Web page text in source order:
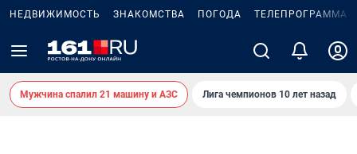
НЕДВИЖИМОСТЬ ЗНАКОМСТВА ПОГОДА ТЕЛЕПРОГРАММА
Мужчина спалил 21 машину и АЗС Лига чемпионов 10 лет назад